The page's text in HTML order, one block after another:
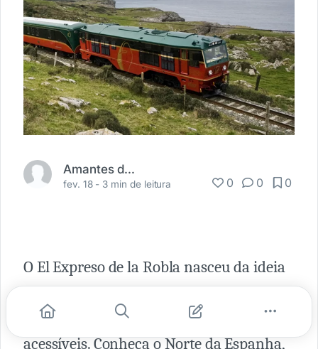
Amantes da Ferrovia
fev. 18 - 3 min de leitura 0 0 0
O El Expreso de la Robla nasceu da ideia
de oferecer todo o charme e conforto das
viagens ferroviárias clássicas a preços
acessíveis. Conheça o Norte da Espanha,